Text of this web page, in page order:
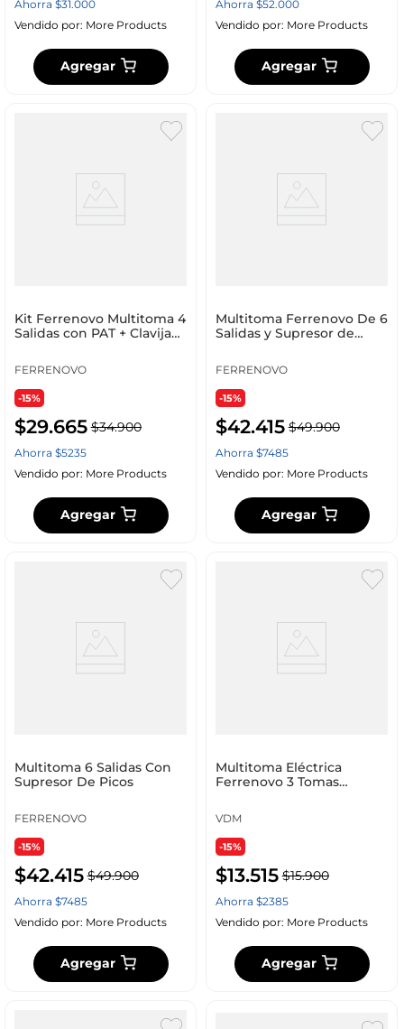
Ahorra $31.000
Vendido por: More Products
Agregar
Ahorra $52.000
Vendido por: More Products
Agregar
Kit Ferrenovo Multitoma 4
Salidas con PAT + Clavija
Polarizadas
FERRENOVO
-15%
$29.665 $34.900
Ahorra $5235
Vendido por: More Products
Agregar
Multitoma Ferrenovo De 6
Salidas y Supresor de
FERRENOVO
-15%
$42.415 $49.900
Ahorra $7485
Vendido por: More Products
Agregar
Multitoma 6 Salidas Con
Supresor De Picos
FERRENOVO
-15%
$42.415 $49.900
Ahorra $7485
Vendido por: More Products
Agregar
Multitoma Eléctrica
Ferrenovo 3 Tomas
Verde
VDM
-15%
$13.515 $15.900
Ahorra $2385
Vendido por: More Products
Agregar